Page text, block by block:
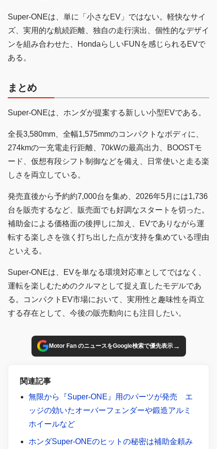
Super-ONEは、単に「小さなEV」ではない。軽快なサイ
ズ、実用的な航続距離、独自の走行演出、個性的なデザイ
ンを組み合わせた、HondaらしいFUNを感じられるEVで
ある。
まとめ
Super-ONEは、ホンダが提案する新しい小型EVである。
全長3,580mm、全幅1,575mmのコンパクトなボディに、
274kmの一充電走行距離、70kWの最高出力、BOOSTモ
ード、仮想有段シフト制御などを備え、日常使いと走る楽
しさを両立している。
発売直後から予約約7,000台を集め、2026年5月には1,736
台を販売するなど、販売面でも好調なスタートを切った。
補助金による価格面の後押しに加え、EVでありながら運
転する楽しさを強く打ち出した点が支持を集めている理由
といえる。
Super-ONEは、EVを単なる環境対応車としてではなく、
運転を楽しむためのクルマとして捉え直したモデルであ
る。コンパクトEV市場において、実用性と趣味性を両立
する存在として、今後の販売動向にも注目したい。
Motor Fan のニュースをGoogle検索で優先表示→
関連記事
無限から『Super-ONE』用のパーツが発売 エ
ッジの効いたオーバーフェンダーや鍛造アルミ
ホイールなど
ホンダSuper-ONEのヒットの秘密は補助金頼み